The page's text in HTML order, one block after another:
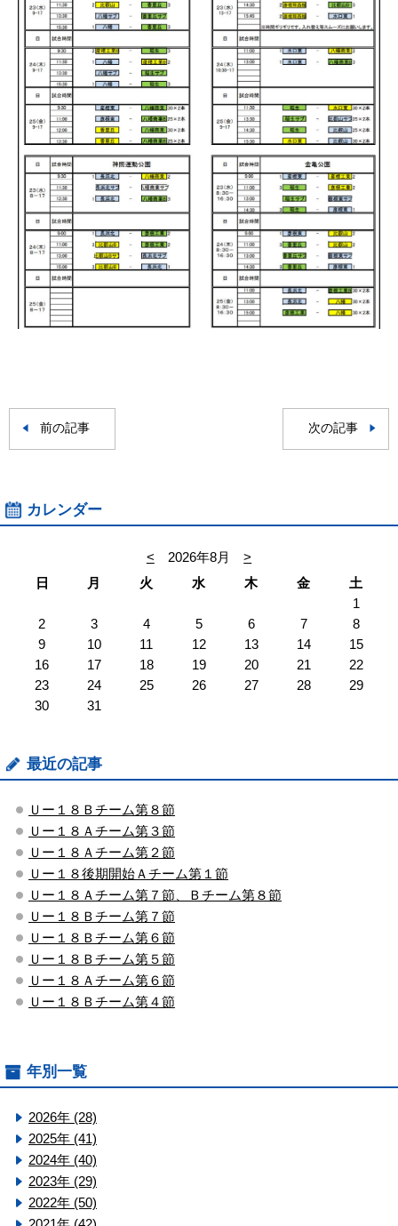
前の記事 次の記事
カレンダー
< 2026年8月
>
日
月 火 水 木 金
土
1
2
3 4 5 6 7
8
9
10 11 12 13 14
15
16
17 18 19 20 21
22
23
24 25 26 27 28
29
30
31
最近の記事
Ｕー１８Ｂチーム第８節
Ｕー１８Ａチーム第３節
Ｕー１８Ａチーム第２節
Ｕー１８後期開始Ａチーム第１節
Ｕー１８Ａチーム第７節、Ｂチーム第８節
Ｕー１８Ｂチーム第７節
Ｕー１８Ｂチーム第６節
Ｕー１８Ｂチーム第５節
Ｕー１８Ａチーム第６節
Ｕー１８Ｂチーム第４節
年別一覧
2026年 (28)
2025年 (41)
2024年 (40)
2023年 (29)
2022年 (50)